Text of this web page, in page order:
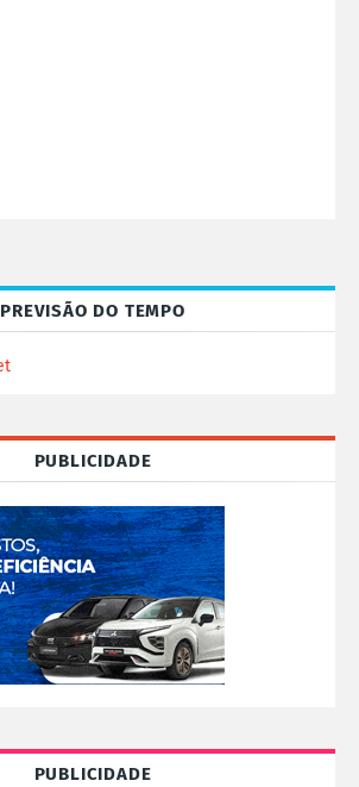
PREVISÃO DO TEMPO
PUBLICIDADE
PUBLICIDADE